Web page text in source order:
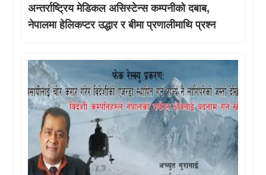
अन्तर्राष्ट्रिय मेडिकल असिस्टेन्स कम्पनीको दबाब,
नेपालमा हेलिकप्टर उद्धार र बीमा प्रणालीमाथि प्रश्न